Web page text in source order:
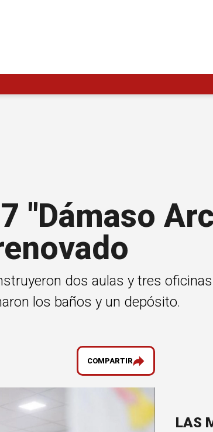
"Dámaso
dos aulas y tres
los baños y un depósito.
COMPARTIR
LAS